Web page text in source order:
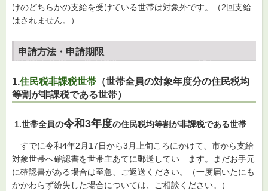
けのどちらかの支給を受けている世帯は対象外です。（2回支給
はされません。）
申請方法・申請期限
1.住民税非課税世帯 （世帯全員の対象年度分の住民税均
等割が非課税である世帯）
1.世帯全員の令和3年度の住民税均等割が非課税である世帯
すでに令和4年2月17日から3月上旬ころにかけて、市から支給
対象世帯へ確認書を世帯主あてに郵送してい ます。まだお手元
に確認書がある場合は至急、ご返送ください。（一度届いたにも
かかわらず紛失した場合については、ご相談ください。）